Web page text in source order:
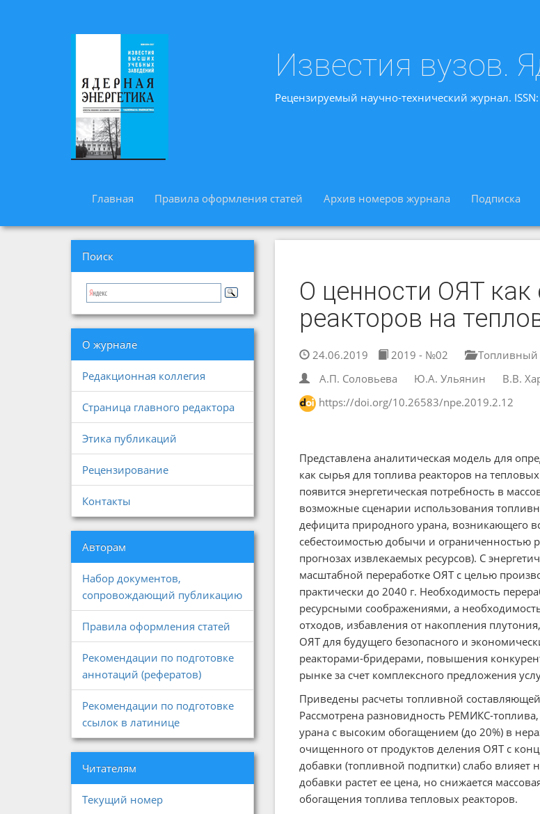
Известия вузов.
Рецензируемый научно-технический журнал.
Главная Правила оформления статей Архив номеров журнала Подписка
Поиск
О журнале
Редакционная коллегия
Страница главного редактора
Этика публикаций
Рецензирование
Контакты
Авторам
Набор документов,
сопровождающий публикацию
Правила оформления статей
Рекомендации по подготовке
аннотаций (рефератов)
Рекомендации по подготовке
ссылок в латинице
Читателям
Текущий номер
О ценности ОЯТ
реакторов на
24.06.2019 2019 - №02
Топливный
А.П. Соловьева
Ю.А. Ульянин В.В.
https://doi.org/10.26583/npe.2019.2.12
Представлена аналитическая модель для
как сырья для топлива реакторов на
появится энергетическая потребность в
возможные сценарии использования
дефицита природного урана, возникающего
себестоимостью добычи и ограниченностью
прогнозах извлекаемых ресурсов). С
масштабной переработке ОЯТ с целью
практически до 2040 г. Необходимость
ресурсными соображениями, а
отходов, избавления от накопления
ОЯТ для будущего безопасного и
реакторами-бридерами, повышения
рынке за счет комплексного предложения
Приведены расчеты топливной
Рассмотрена разновидность РЕМИКС-
урана с высоким обогащением (до 20%) в
очищенного от продуктов деления ОЯТ с
добавки (топливной подпитки) слабо влияет
добавки растет ее цена, но снижается
обогащения топлива тепловых реакторов.